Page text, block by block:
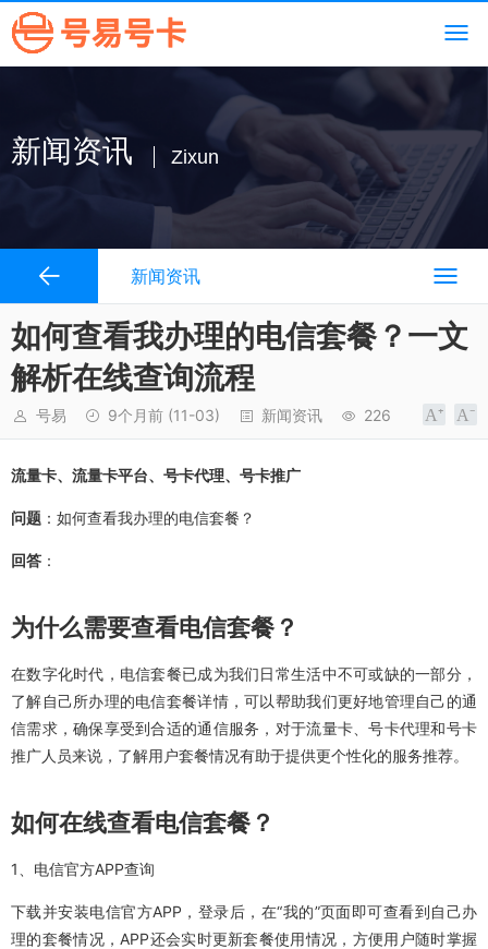
新闻资讯 Zixun
新闻资讯
如何查看我办理的电信套餐？一文
解析在线查询流程
号易 9个月前 (11-03) 新闻资讯 226
流量卡、流量卡平台、号卡代理、号卡推广
问题 ：如何查看我办理的电信套餐？
回答 ：
为什么需要查看电信套餐？
在数字化时代，电信套餐已成为我们日常生活中不可或缺的一部分，
了解自己所办理的电信套餐详情，可以帮助我们更好地管理自己的通
信需求，确保享受到合适的通信服务，对于流量卡、号卡代理和号卡
推广人员来说，了解用户套餐情况有助于提供更个性化的服务推荐。
如何在线查看电信套餐？
1、电信官方APP查询
下载并安装电信官方APP，登录后，在“我的”页面即可查看到自己办
理的套餐情况，APP还会实时更新套餐使用情况，方便用户随时掌握